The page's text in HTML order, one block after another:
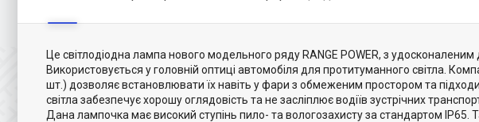
Це світлодіодна лампа нового модельного ряду RANGE POWER, з
Використовується у головній оптиці автомобіля для протитуманного світла.
шт.) дозволяє встановлювати їх навіть у фари з обмеженим простором та
світла забезпечує хорошу оглядовість та не засліплює водіїв зустрічних
Дана лампочка має високий ступінь пило- та вологозахисту за стандартом